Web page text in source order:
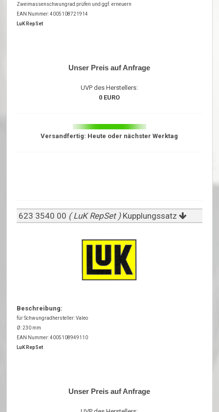
Zweimassenschwungrad prüfen und ggf. erneuern
EAN Nummer: 4005108721914
LuK RepSet
Unser Preis auf Anfrage
UVP des Herstellers:
0 EURO
Versandfertig: Heute oder nächster Werktag
623 3540 00 ( LuK RepSet ) Kupplungssatz
Beschreibung:
für Schwungradhersteller: Valeo
Ø: 230 mm
EAN Nummer: 4005108949110
LuK RepSet
Unser Preis auf Anfrage